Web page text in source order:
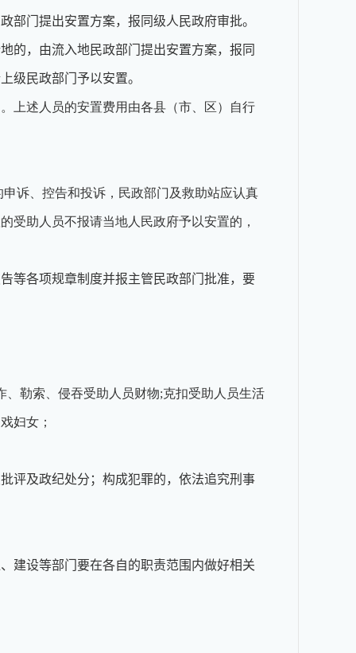
部门提出安置方案，报同级人民政府审批。
的，由流入地民政部门提出安置方案，报同
级民政部门予以安置。
上述人员的安置费用由各县（市、区）自行
诉、控告和投诉，民政部门及救助站应认真
受助人员不报请当地人民政府予以安置的，
等各项规章制度并报主管民政部门批准，要
勒索、侵吞受助人员财物;克扣受助人员生活
妇女；
评及政纪处分；构成犯罪的，依法追究刑事
建设等部门要在各自的职责范围内做好相关